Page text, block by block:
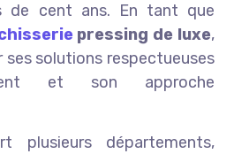
de cent ans. En tant que
pressing de luxe,
ses solutions respectueuses
et son approche
plusieurs départements,